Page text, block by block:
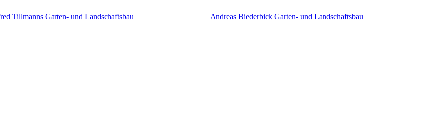
Tillmanns Garten- und Landschaftsbau Andreas Biederbick Garten- und Landschaftsbau